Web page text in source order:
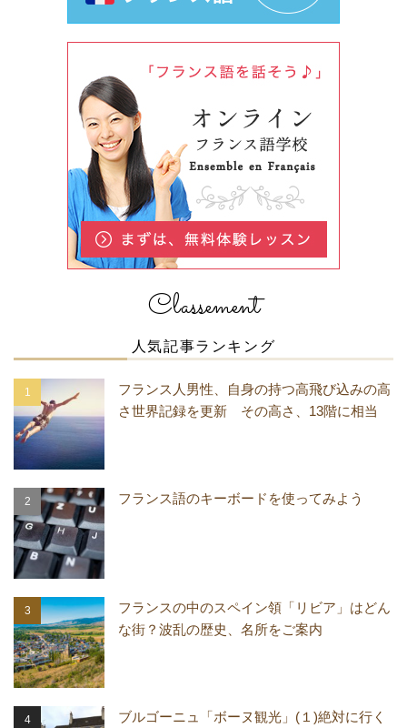
Classement
人気記事ランキング
フランス人男性、自身の持つ高飛び込みの高
さ世界記録を更新 その高さ、13階に相当
フランス語のキーボードを使ってみよう
フランスの中のスペイン領「リビア」はどん
な街？波乱の歴史、名所をご案内
ブルゴーニュ「ボーヌ観光」(１)絶対に行く